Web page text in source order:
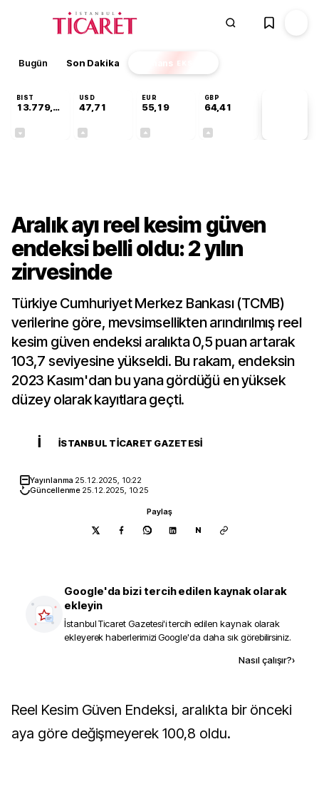
Bugün Son Dakika Finans EKSTRA
BIST
13.779,39
USD
47,71
EUR
55,19
GBP
64,41
Aralık ayı reel kesim güven
endeksi belli oldu: 2 yılın
zirvesinde
Türkiye Cumhuriyet Merkez Bankası (TCMB)
verilerine göre, mevsimsellikten arındırılmış reel
kesim güven endeksi aralıkta 0,5 puan artarak
103,7 seviyesine yükseldi. Bu rakam, endeksin
2023 Kasım'dan bu yana gördüğü en yüksek
düzey olarak kayıtlara geçti.
İ İSTANBUL TICARET GAZETESI
Yayınlanma 25.12.2025, 10:22
Güncellenme 25.12.2025, 10:25
Paylaş
N
Google'da bizi tercih edilen kaynak olarak
ekleyin
İstanbul Ticaret Gazetesi'i tercih edilen kaynak olarak
ekleyerek haberlerimizi Google'da daha sık görebilirsiniz.
Nasıl çalışır?›
Reel Kesim Güven Endeksi, aralıkta bir önceki
aya göre değişmeyerek 100,8 oldu.